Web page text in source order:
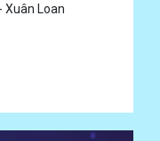
Xuân Loan